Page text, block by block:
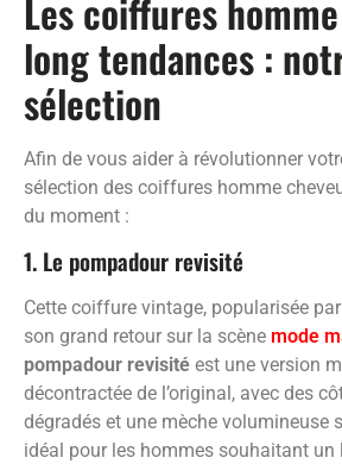
Les coiffures
long tendances :
sélection
Afin de vous aider à révolutionner
sélection des coiffures homme
du moment :
1. Le pompadour revisité
Cette coiffure vintage, popularisée
son grand retour sur la scène mode
pompadour revisité est une version
décontractée de l’original, avec des
dégradés et une mèche volumineuse
idéal pour les hommes souhaitant un